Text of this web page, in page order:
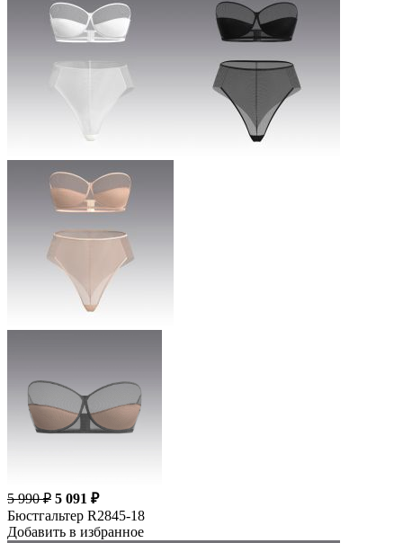
5 990 ₽ 5 091 ₽
Бюстгальтер R2845-18
Добавить в избранное